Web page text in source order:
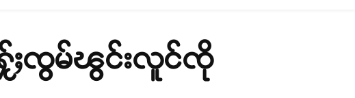
ႁႂ်ႈၸွမ်ၽွင်းလူင်ၸို